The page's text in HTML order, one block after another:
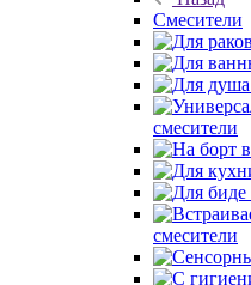
Смесители
смесители
смесители